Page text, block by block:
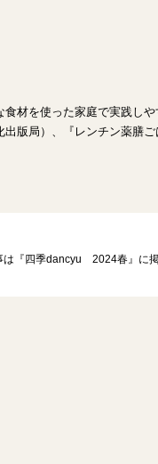
材を使った家庭で実践し
版局）、『レンチン薬膳ご
は『四季dancyu 2024春』に掲